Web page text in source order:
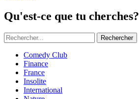
Qu'est-ce que tu cherches?
Rechercher
Comedy Club
Finance
France
Insolite
International